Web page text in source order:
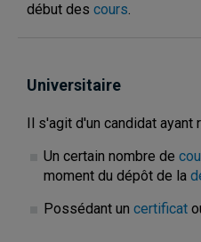
début des cours.
Universitaire
Il s'agit d'un candidat ayant
Un certain nombre de
moment du dépôt de la
Possédant un certificat